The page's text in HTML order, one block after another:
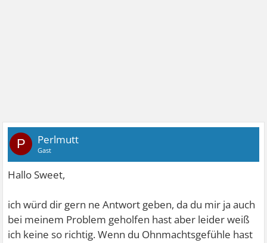
P Perlmutt
Gast
Hallo Sweet,
ich würd dir gern ne Antwort geben, da du mir ja auch
bei meinem Problem geholfen hast aber leider weiß
ich keine so richtig. Wenn du Ohnmachtsgefühle hast